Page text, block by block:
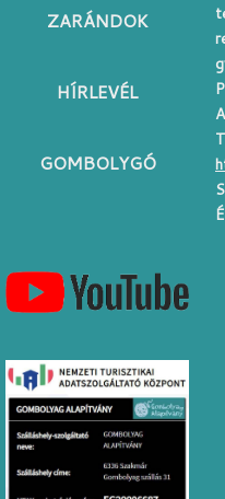
ZARÁNDOK
HÍRLEVÉL
GOMBOLYGÓ